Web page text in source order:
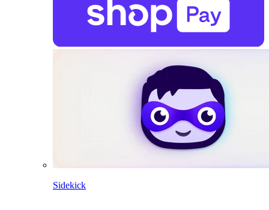
Sidekick